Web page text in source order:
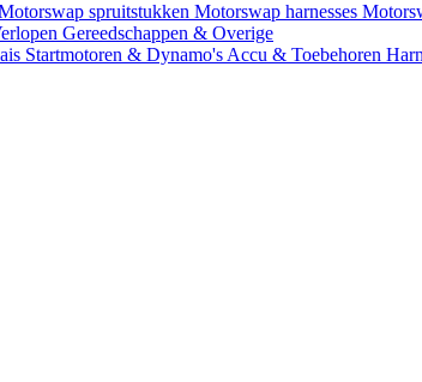
spruitstukken Motorswap harnesses
Gereedschappen & Overige
Startmotoren & Dynamo's Accu & Toebehoren